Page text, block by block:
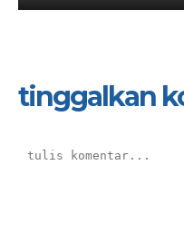
tinggalkan